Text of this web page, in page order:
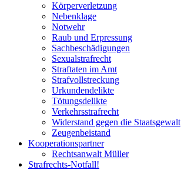
Körperverletzung
Nebenklage
Notwehr
Raub und Erpressung
Sachbeschädigungen
Sexualstrafrecht
Straftaten im Amt
Strafvollstreckung
Urkundendelikte
Tötungsdelikte
Verkehrsstrafrecht
Widerstand gegen die Staatsgewalt
Zeugenbeistand
Kooperationspartner
Rechtsanwalt Müller
Strafrechts-Notfall!